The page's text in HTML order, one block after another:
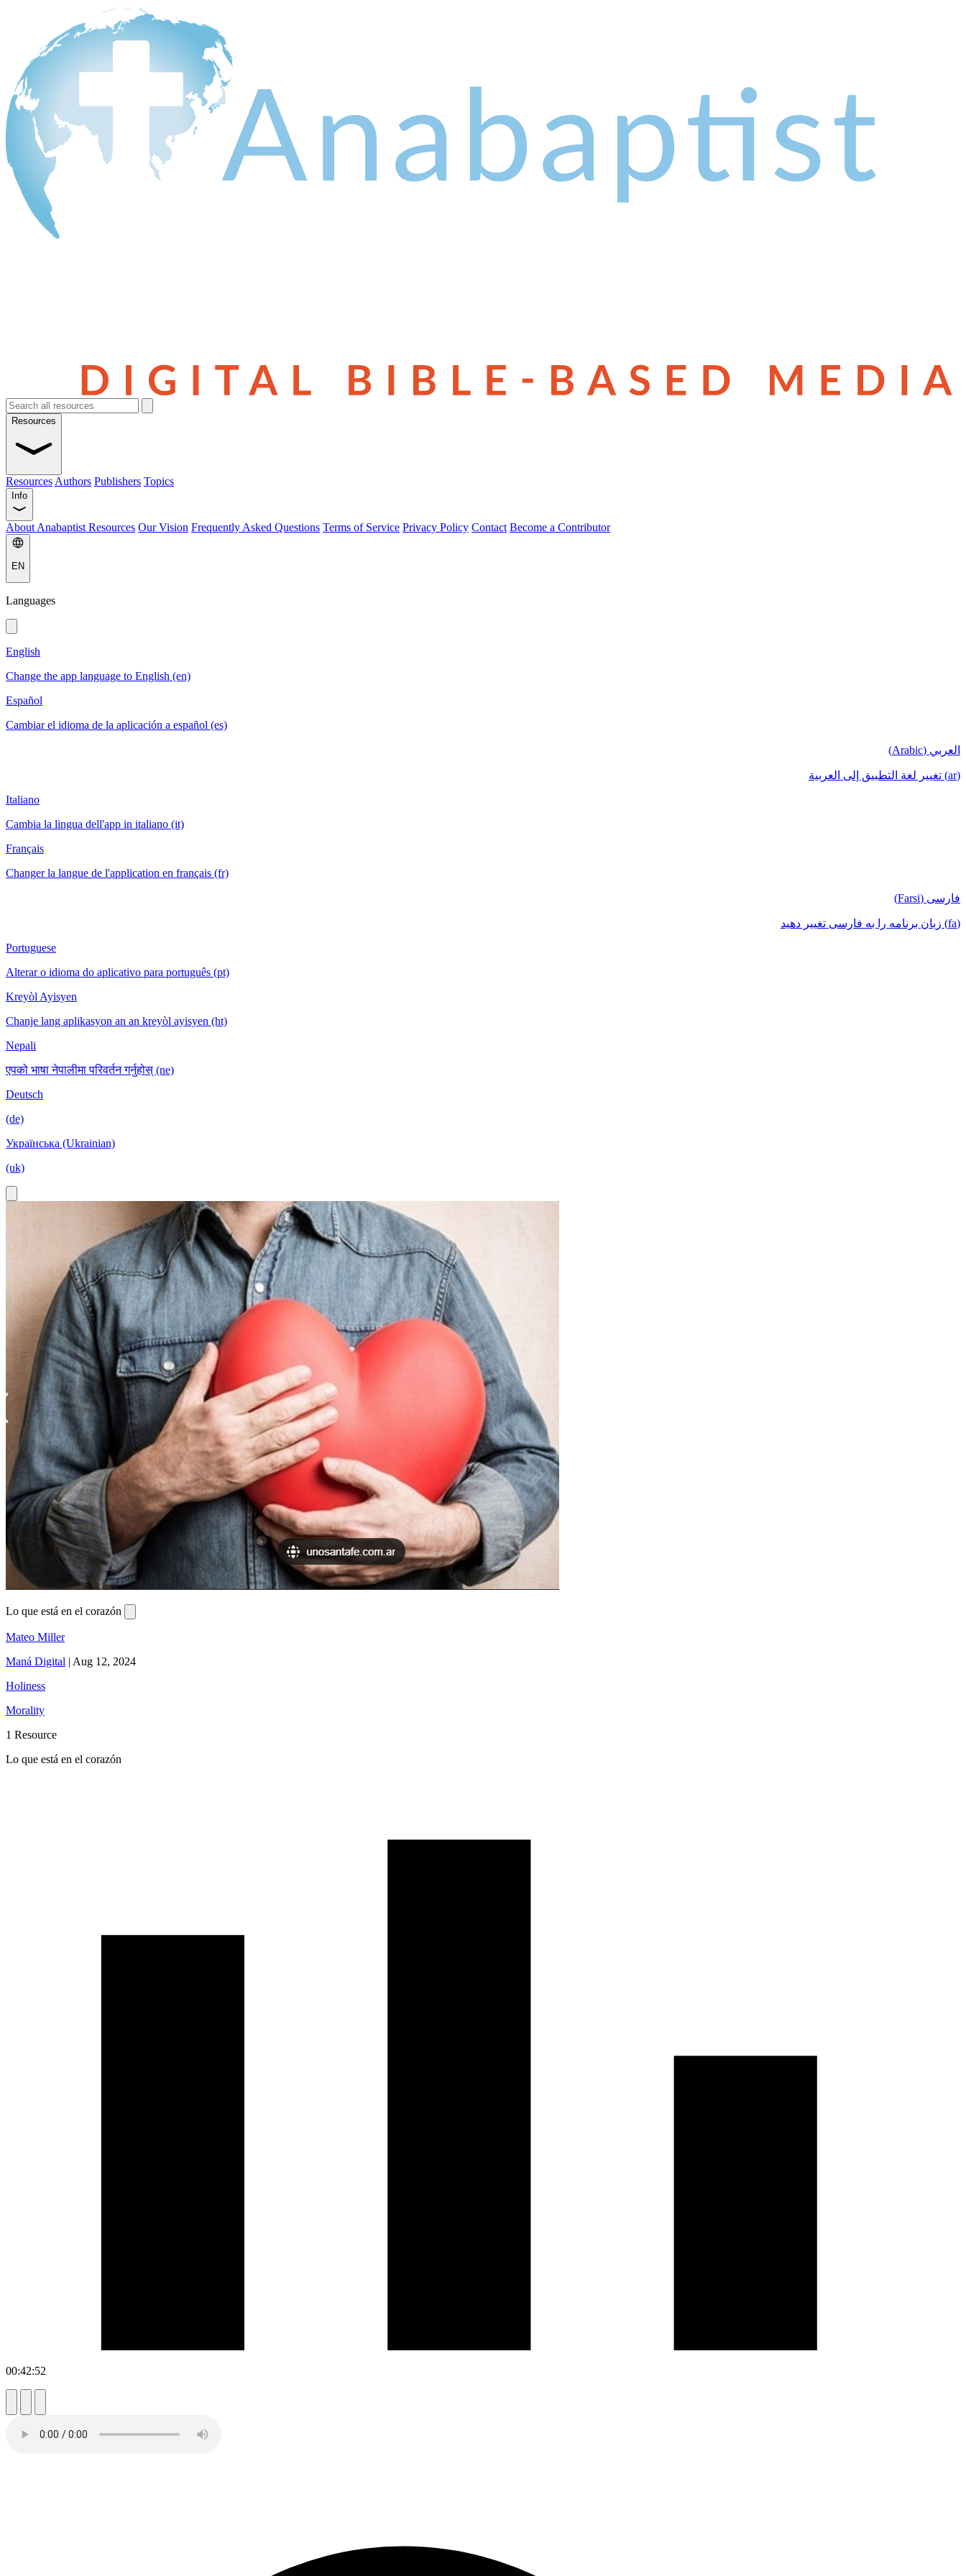
Resources
Resources Authors Publishers Topics
Info
About Anabaptist Resources Our Vision Frequently Asked Questions Terms of Service Privacy Policy Contact Become a Contributor
EN
Languages
English
Change the app language to English (en)
Español
Cambiar el idioma de la aplicación a español (es)
العربي (Arabic)
(ar) تغيير لغة التطبيق إلى العربية
Italiano
Cambia la lingua dell'app in italiano (it)
Français
Changer la langue de l'application en français (fr)
فارسی (Farsi)
(fa) زبان برنامه را به فارسی تغییر دهید
Portuguese
Alterar o idioma do aplicativo para português (pt)
Kreyòl Ayisyen
Chanje lang aplikasyon an an kreyòl ayisyen (ht)
Nepali
एपको भाषा नेपालीमा परिवर्तन गर्नुहोस् (ne)
Deutsch
(de)
Українська (Ukrainian)
(uk)
Lo que está en el corazón
Mateo Miller
Maná Digital | Aug 12, 2024
Holiness
Morality
1 Resource
Lo que está en el corazón
00:42:52